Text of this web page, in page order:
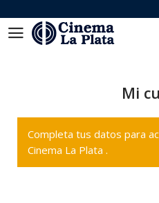
Mi
Completa tus datos para
Cinema La Plata .